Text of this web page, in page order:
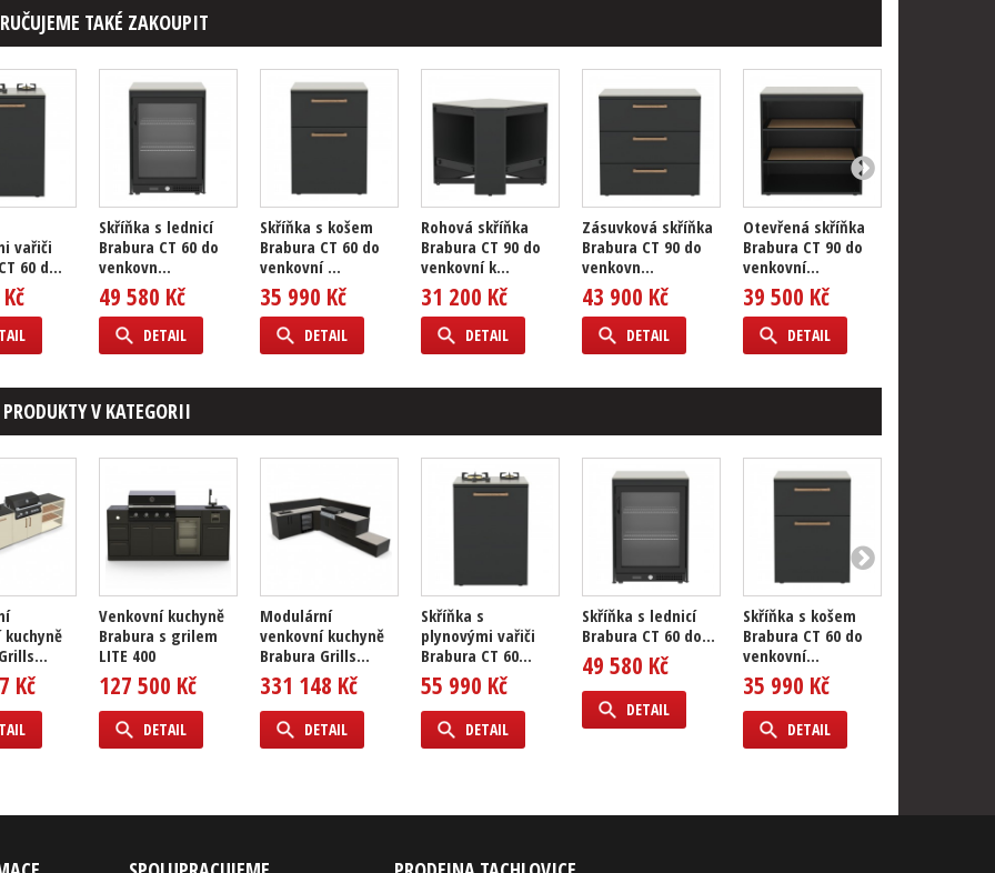
TAKÉ ZAKOUPIT
vařiči
60 d...
Skříňka s lednicí
Brabura CT 60 do
venkovn...
49 580 Kč
DETAIL
Skříňka s košem
Brabura CT 60 do
venkovní ...
35 990 Kč
DETAIL
Rohová skříňka
Brabura CT 90 do
venkovní k...
31 200 Kč
DETAIL
Zásuvková skříňka
Brabura CT 90 do
venkovn...
43 900 Kč
DETAIL
Otevřená skříňka
Brabura CT 90 do
venkovní...
39 500 Kč
DETAIL
V KATEGORII
Kč
Venkovní kuchyně
Brabura s grilem
LITE 400
127 500 Kč
DETAIL
Modulární
venkovní kuchyně
Brabura Grills...
331 148 Kč
DETAIL
Skříňka s
plynovými vařiči
Brabura CT 60...
55 990 Kč
DETAIL
Skříňka s lednicí
Brabura CT 60 do...
49 580 Kč
DETAIL
Skříňka s košem
Brabura CT 60 do
venkovní...
35 990 Kč
DETAIL